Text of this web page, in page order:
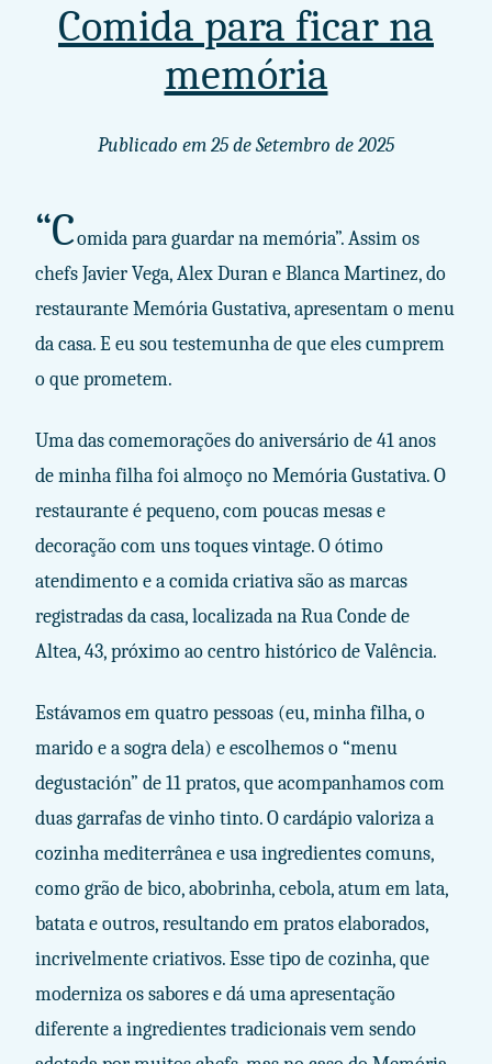
Comida para ficar na
memória
Publicado em25 de Setembro de 2025
“Comida para guardar na memória”. Assim os
chefs Javier Vega, Alex Duran e Blanca Martinez, do
restaurante Memória Gustativa, apresentam o menu
da casa. E eu sou testemunha de que eles cumprem
o que prometem.
Uma das comemorações do aniversário de 41 anos
de minha filha foi almoço no Memória Gustativa. O
restaurante é pequeno, com poucas mesas e
decoração com uns toques vintage. O ótimo
atendimento e a comida criativa são as marcas
registradas da casa, localizada na Rua Conde de
Altea, 43, próximo ao centro histórico de Valência.
Estávamos em quatro pessoas (eu, minha filha, o
marido e a sogra dela) e escolhemos o “menu
degustación” de 11 pratos, que acompanhamos com
duas garrafas de vinho tinto. O cardápio valoriza a
cozinha mediterrânea e usa ingredientes comuns,
como grão de bico, abobrinha, cebola, atum em lata,
batata e outros, resultando em pratos elaborados,
incrivelmente criativos. Esse tipo de cozinha, que
moderniza os sabores e dá uma apresentação
diferente a ingredientes tradicionais vem sendo